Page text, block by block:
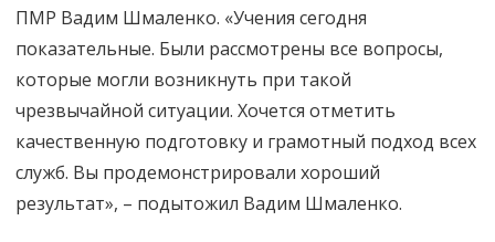
ПМР Вадим Шмаленко. «Учения сегодня
показательные. Были рассмотрены все вопросы,
которые могли возникнуть при такой
чрезвычайной ситуации. Хочется отметить
качественную подготовку и грамотный подход всех
служб. Вы продемонстрировали хороший
результат», – подытожил Вадим Шмаленко.